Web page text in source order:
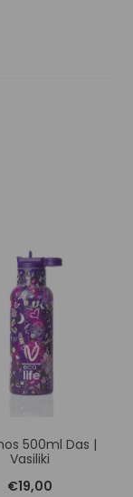
500ml Das |
Vasiliki
€19,00